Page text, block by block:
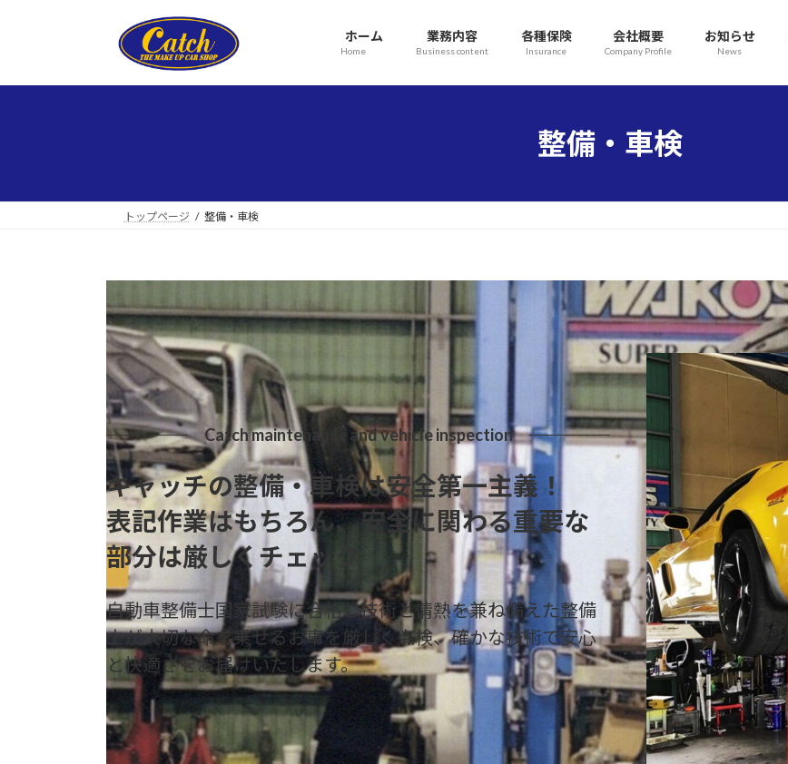
プ
動
ホーム
Home
業務内容
Business content
各種保険
Insurance
会社概要
Company Profile
お知らせ
News
整備・車検
トップページ 整備・車検
Catch maintenance and vehicle inspection
キャッチの整備・車検は安全第一主義！
表記作業はもちろん、安全に関わる重要な
部分は厳しくチェック
自動車整備士国家試験に合格し技術と情熱を兼ね備えた整備
士が大切な命を乗せるお車を厳しく点検、確かな技術で安心
と快適さをお届けいたします。